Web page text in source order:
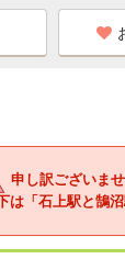
申し訳ございま
は「石上駅と鵠